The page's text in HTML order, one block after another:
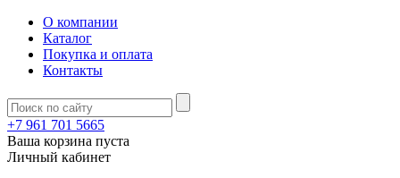
О компании
Каталог
Покупка и оплата
Контакты
+7 961 701 5665
Ваша корзина пуста
Личный кабинет